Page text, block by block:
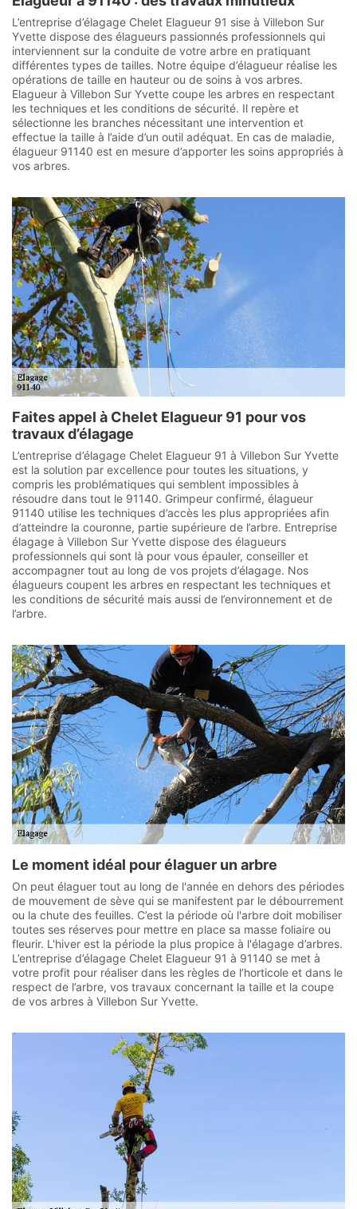
L’entreprise d’élagage Chelet Elagueur 91 sise à Villebon Sur
Yvette dispose des élagueurs passionnés professionnels qui
interviennent sur la conduite de votre arbre en pratiquant
différentes types de tailles. Notre équipe d’élagueur réalise les
opérations de taille en hauteur ou de soins à vos arbres.
Elagueur à Villebon Sur Yvette coupe les arbres en respectant
les techniques et les conditions de sécurité. Il repère et
sélectionne les branches nécessitant une intervention et
effectue la taille à l’aide d’un outil adéquat. En cas de maladie,
élagueur 91140 est en mesure d’apporter les soins appropriés à
vos arbres.
Faites appel à Chelet Elagueur 91 pour vos
travaux d’élagage
L’entreprise d’élagage Chelet Elagueur 91 à Villebon Sur Yvette
est la solution par excellence pour toutes les situations, y
compris les problématiques qui semblent impossibles à
résoudre dans tout le 91140. Grimpeur confirmé, élagueur
91140 utilise les techniques d’accès les plus appropriées afin
d’atteindre la couronne, partie supérieure de l’arbre. Entreprise
élagage à Villebon Sur Yvette dispose des élagueurs
professionnels qui sont là pour vous épauler, conseiller et
accompagner tout au long de vos projets d’élagage. Nos
élagueurs coupent les arbres en respectant les techniques et
les conditions de sécurité mais aussi de l’environnement et de
l’arbre.
Le moment idéal pour élaguer un arbre
On peut élaguer tout au long de l'année en dehors des périodes
de mouvement de sève qui se manifestent par le débourrement
ou la chute des feuilles. C’est la période où l'arbre doit mobiliser
toutes ses réserves pour mettre en place sa masse foliaire ou
fleurir. L'hiver est la période la plus propice à l'élagage d’arbres.
L’entreprise d’élagage Chelet Elagueur 91 à 91140 se met à
votre profit pour réaliser dans les règles de l’horticole et dans le
respect de l’arbre, vos travaux concernant la taille et la coupe
de vos arbres à Villebon Sur Yvette.